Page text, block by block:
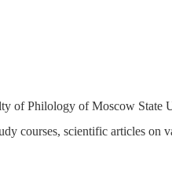
of Philology of Moscow State
courses, scientific articles on